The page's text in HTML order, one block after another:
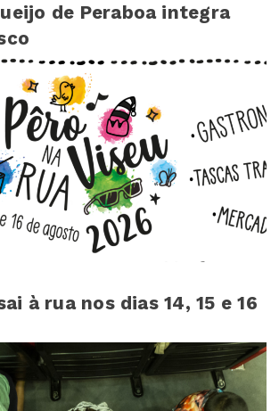
de Peraboa integra
à rua nos dias 14, 15 e 16